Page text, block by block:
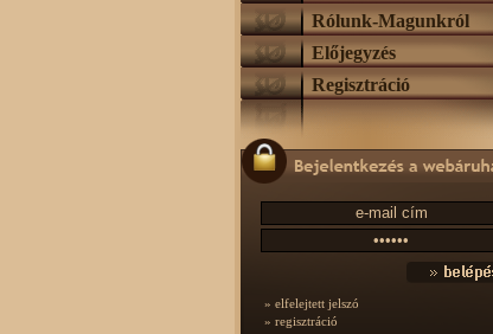
Rólunk-Magunkról
Előjegyzés
Regisztráció
» elfelejtett jelszó
» regisztráció